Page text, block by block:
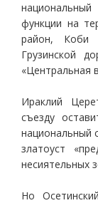
функции на
район, Коби
Грузинской
«Центральная
Ираклий
съезду
национальный
златоуст
несиятельных
Но